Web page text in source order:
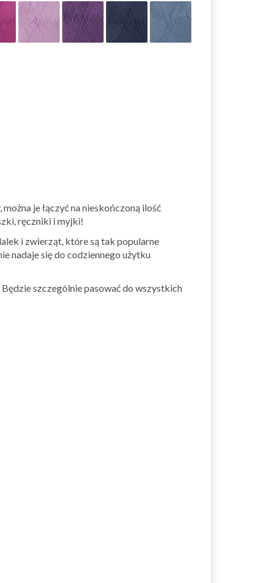
je łączyć na nieskończoną ilość
ręczniki i myjki!
i zwierząt, które są tak popularne
nadaje się do codziennego użytku
szczególnie pasować do wszystkich